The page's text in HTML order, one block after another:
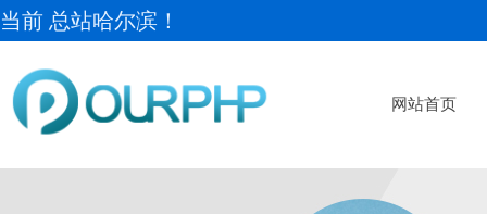
当前 总站哈尔滨！
网站首页